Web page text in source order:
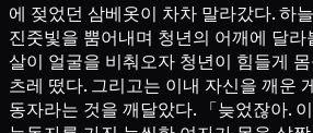
에 젖었던 삼베옷이 차차 말라갔다. 하
진줏빛을 뿜어내며 청년의 어깨에 달라
살이 얼굴을 비춰오자 청년이 힘들게
츠레 떴다. 그리고는 이내 자신을 깨운
동자라는 것을 깨달았다. 「늦었잖아.